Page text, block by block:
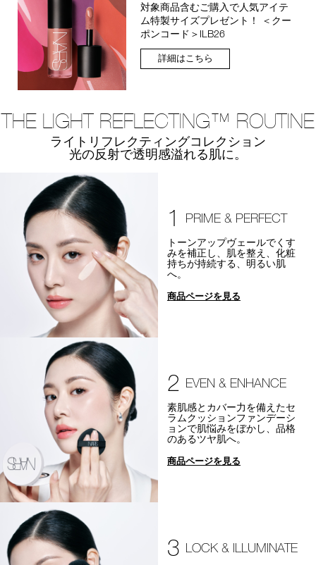
対象商品含むご購入で人気アイテ
ム特製サイズプレゼント！ ＜クー
ポンコード＞ILB26
詳細はこちら
THE LIGHT REFLECTING™ ROUTINE
ライトリフレクティングコレクション
光の反射で透明感溢れる肌に。
1 PRIME & PERFECT
トーンアップヴェールでくす
みを補正し、肌を整え、化粧
持ちが持続する、明るい肌
へ。
商品ページを見る
2 EVEN & ENHANCE
素肌感とカバー力を備えたセ
ラムクッションファンデーシ
ョンで肌悩みをぼかし、品格
のあるツヤ肌へ。
商品ページを見る
3 LOCK & ILLUMINATE